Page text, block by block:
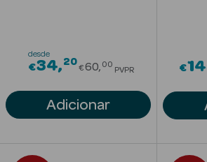
Rosto
Lábios
desde
€34 20Price reduced
€60 00
PVPR
Adicionar
€